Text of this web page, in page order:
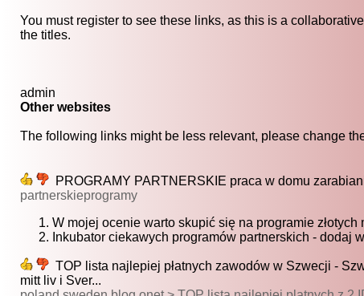
You must register to see these links, as this is a
the titles.
admin
Other websites
The following links might be less relevant, please change
PROGRAMY PARTNERSKIE praca w domu
partnerskieprogramy
W mojej ocenie warto skupić się na programie złotych
Inkubator ciekawych programów partnerskich - dodaj
TOP lista najlepiej płatnych zawodów w Szwecji -
mitt liv i Sver...